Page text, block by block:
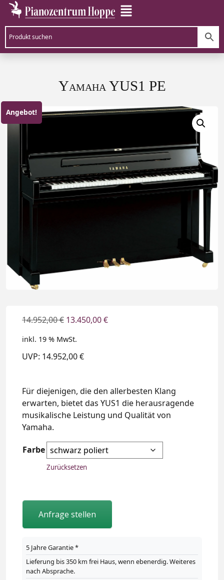
Yamaha YUS1 PE
Angebot!
14.952,00€ 13.450,00€
inkl. 19 % MwSt.
UVP: 14.952,00 €
Für diejenigen, die den allerbesten Klang
erwarten, bietet das YUS1 die herausragende
musikalische Leistung und Qualität von
Yamaha.
Farbe
Zurücksetzen
Anfrage stellen
5 Jahre Garantie *
Lieferung bis 350 km frei Haus, wenn ebenerdig. Weiteres
nach Absprache.